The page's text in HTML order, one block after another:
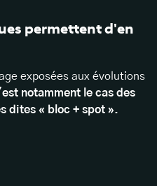
permettent d'en
exposées aux évolutions
notamment le cas des
dites « bloc + spot ».